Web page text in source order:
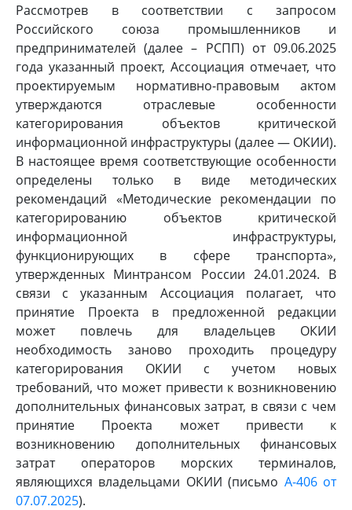
Рассмотрев в соответствии с запросом
Российского союза промышленников и
предпринимателей (далее – РСПП) от 09.06.2025
года указанный проект, Ассоциация отмечает, что
проектируемым нормативно-правовым актом
утверждаются отраслевые особенности
категорирования объектов критической
информационной инфраструктуры (далее — ОКИИ).
В настоящее время соответствующие особенности
определены только в виде методических
рекомендаций «Методические рекомендации по
категорированию объектов критической
информационной инфраструктуры,
функционирующих в сфере транспорта»,
утвержденных Минтрансом России 24.01.2024. В
связи с указанным Ассоциация полагает, что
принятие Проекта в предложенной редакции
может повлечь для владельцев ОКИИ
необходимость заново проходить процедуру
категорирования ОКИИ с учетом новых
требований, что может привести к возникновению
дополнительных финансовых затрат, в связи с чем
принятие Проекта может привести к
возникновению дополнительных финансовых
затрат операторов морских терминалов,
являющихся владельцами ОКИИ (письмо А-406 от
07.07.2025).